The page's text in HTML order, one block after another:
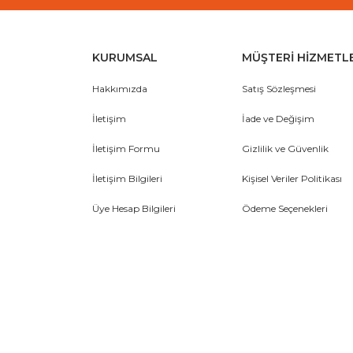
KURUMSAL
Hakkımızda
İletişim
İletişim Formu
İletişim Bilgileri
Üye Hesap Bilgileri
MÜŞTERİ
Satış Sözleşmesi
İade ve Değişim
Gizlilik ve Güvenlik
Kişisel Veriler Politikası
Ödeme Seçenekleri